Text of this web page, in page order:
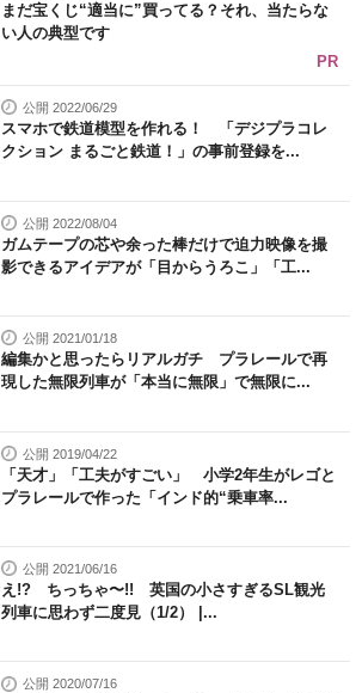
まだ宝くじ“適当に”買ってる？それ、当たらな
い人の典型です
PR
公開 2022/06/29
スマホで鉄道模型を作れる！ 「デジプラコレ
クション まるごと鉄道！」の事前登録を...
公開 2022/08/04
ガムテープの芯や余った棒だけで迫力映像を撮
影できるアイデアが「目からうろこ」「工...
公開 2021/01/18
編集かと思ったらリアルガチ プラレールで再
現した無限列車が「本当に無限」で無限に...
公開 2019/04/22
「天才」「工夫がすごい」 小学2年生がレゴと
プラレールで作った「インド的“乗車率...
公開 2021/06/16
え!? ちっちゃ〜!! 英国の小さすぎるSL観光
列車に思わず二度見（1/2） |...
公開 2020/07/16